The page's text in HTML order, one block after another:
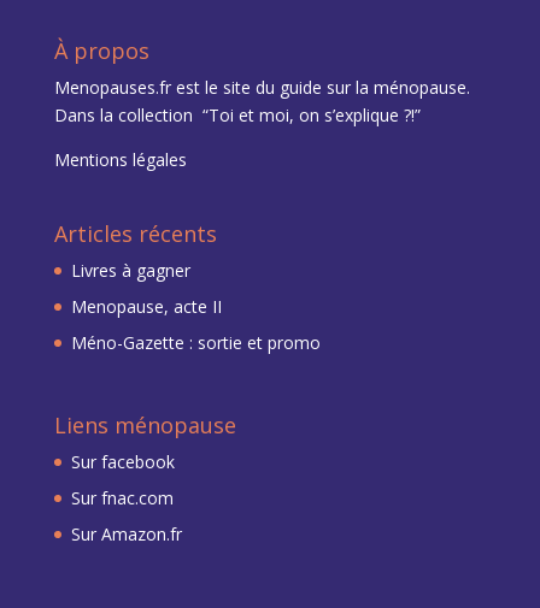
À propos
Menopauses.fr est le site du guide sur la ménopause.
Dans la collection “Toi et moi, on s’explique ?!”
Mentions légales
Articles récents
Livres à gagner
Menopause, acte II
Méno-Gazette : sortie et promo
Liens ménopause
Sur facebook
Sur fnac.com
Sur Amazon.fr